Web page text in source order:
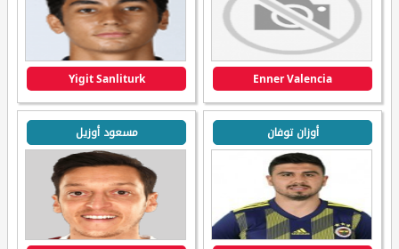
Enner Valencia
Yigit Sanliturk
أوزان توفان مسعود أوزيل